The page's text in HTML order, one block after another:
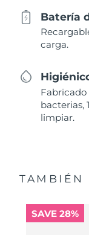
Batería
carga.
Fabricado
bacterias,
limpiar.
TAMBIÉN
SAVE 28%